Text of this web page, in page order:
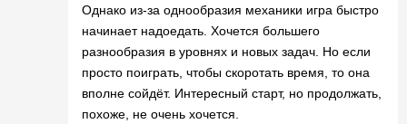
Однако из-за однообразия механики игра быстро
начинает надоедать. Хочется большего
разнообразия в уровнях и новых задач. Но если
просто поиграть, чтобы скоротать время, то она
вполне сойдёт. Интересный старт, но продолжать,
похоже, не очень хочется.